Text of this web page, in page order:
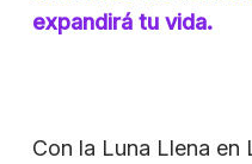
expandirá tu vida.
Con la Luna Llena en